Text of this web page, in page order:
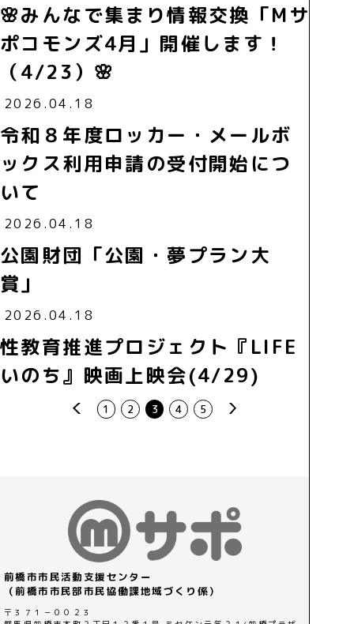
🌸みんなで集まり情報交換「Mサ
ポコモンズ4月」開催します！
（4/23）🌸
2026.04.18
令和８年度ロッカー・メールボ
ックス利用申請の受付開始につ
いて
2026.04.18
公園財団「公園・夢プラン大
賞」
2026.04.18
性教育推進プロジェクト『LIFE
いのち』映画上映会(4/29)
prev 1 2 3 4 5 next
前橋市市民活動支援センター
（前橋市市民部市民協働課地域づくり係）
〒３７１－００２３